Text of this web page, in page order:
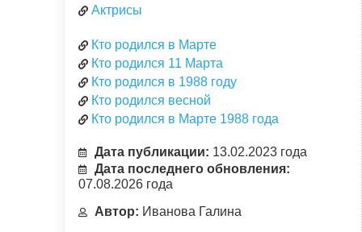
Актрисы
Кто родился в Марте
Кто родился 11 Марта
Кто родился в 1988 году
Кто родился весной
Кто родился в Марте 1988 года
Дата публикации: 13.02.2023 года
Дата последнего обновления:
07.08.2026 года
Автор: Иванова Галина